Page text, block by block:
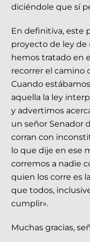
diciéndole que sí
En definitiva, este
proyecto de ley
hemos tratado en
recorrer el camino
Cuando
aquella la ley
y advertimos
un señor Senador
corran con
lo que dije en ese
corremos a nadie
quien los corre es
que todos,
cumplir».
Muchas gracias,